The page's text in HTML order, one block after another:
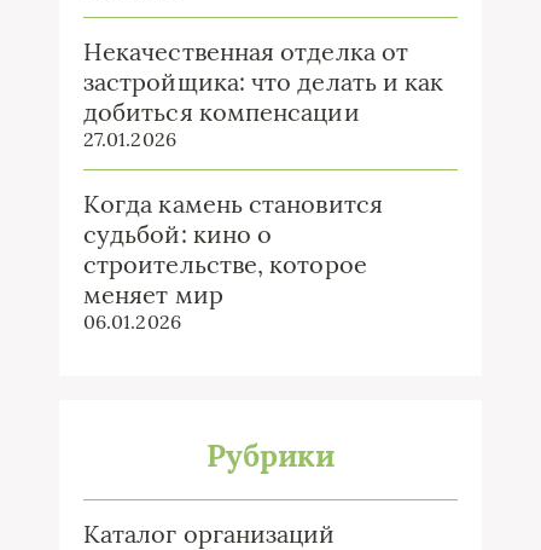
Некачественная отделка от
застройщика: что делать и как
добиться компенсации
27.01.2026
Когда камень становится
судьбой: кино о
строительстве, которое
меняет мир
06.01.2026
Рубрики
Каталог организаций